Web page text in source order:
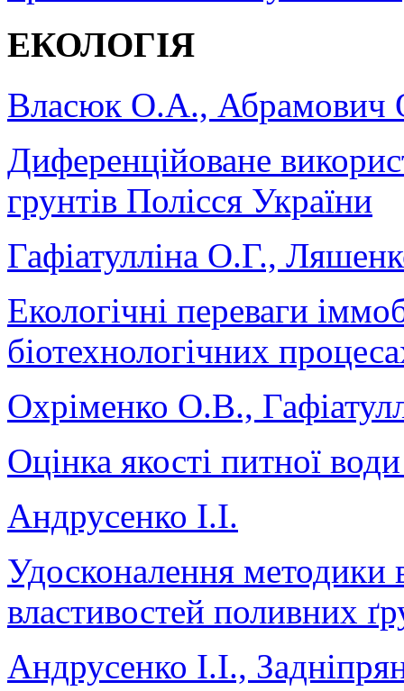
ЕКОЛОГІЯ
Власюк О.А., Абрамович
Диференційоване
грунтів Полісся України
Гафіатулліна О.Г.,
Екологічні переваги
біотехнологічних
Охріменко О.В.,
Оцінка якості питної
Андрусенко І.І.
Удосконалення методики
властивостей поливних
Андрусенко І.І.,